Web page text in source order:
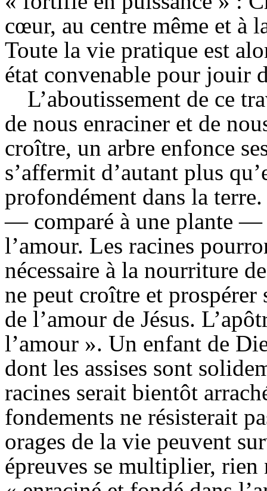
cœur, au centre même et à
Toute la vie pratique est
état convenable pour jouir
L’aboutissement de ce
de nous enraciner et de
croître, un arbre enfonce
s’affermit d’autant plus
profondément dans la
— comparé à une plante —
l’amour. Les racines
nécessaire à la nourriture
ne peut croître et
de l’amour de Jésus.
l’amour ». Un enfant de
dont les assises sont
racines serait bientôt
fondements ne résisterait
orages de la vie peuvent
épreuves se multiplier,